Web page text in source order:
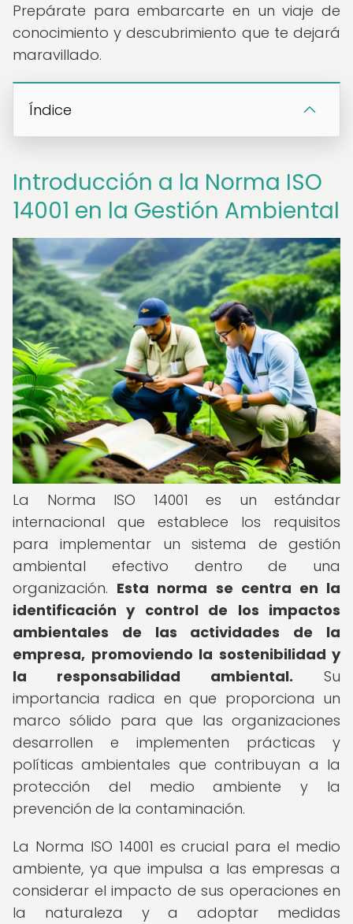
Prepárate para embarcarte en un viaje de
conocimiento y descubrimiento que te dejará
maravillado.
Índice
Introducción a la Norma ISO
14001 en la Gestión Ambiental
La Norma ISO 14001 es un estándar
internacional que establece los requisitos
para implementar un sistema de gestión
ambiental efectivo dentro de una
organización. Esta norma se centra en la
identificación y control de los impactos
ambientales de las actividades de la
empresa, promoviendo la sostenibilidad y
la responsabilidad ambiental. Su
importancia radica en que proporciona un
marco sólido para que las organizaciones
desarrollen e implementen prácticas y
políticas ambientales que contribuyan a la
protección del medio ambiente y la
prevención de la contaminación.
La Norma ISO 14001 es crucial para el medio
ambiente, ya que impulsa a las empresas a
considerar el impacto de sus operaciones en
la naturaleza y a adoptar medidas